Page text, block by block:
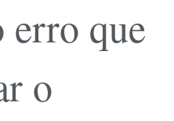
erro que
o